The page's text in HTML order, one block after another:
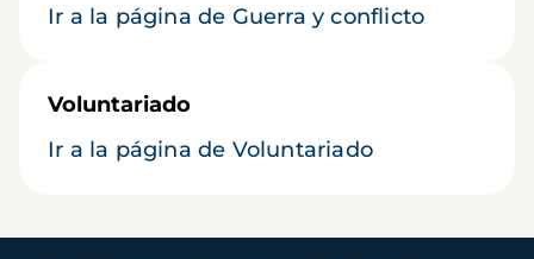
Ir a la página de Guerra y conflicto
Voluntariado
Ir a la página de Voluntariado